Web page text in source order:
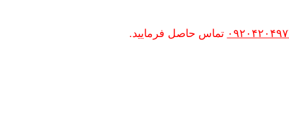
تماس حاصل فرمایید.